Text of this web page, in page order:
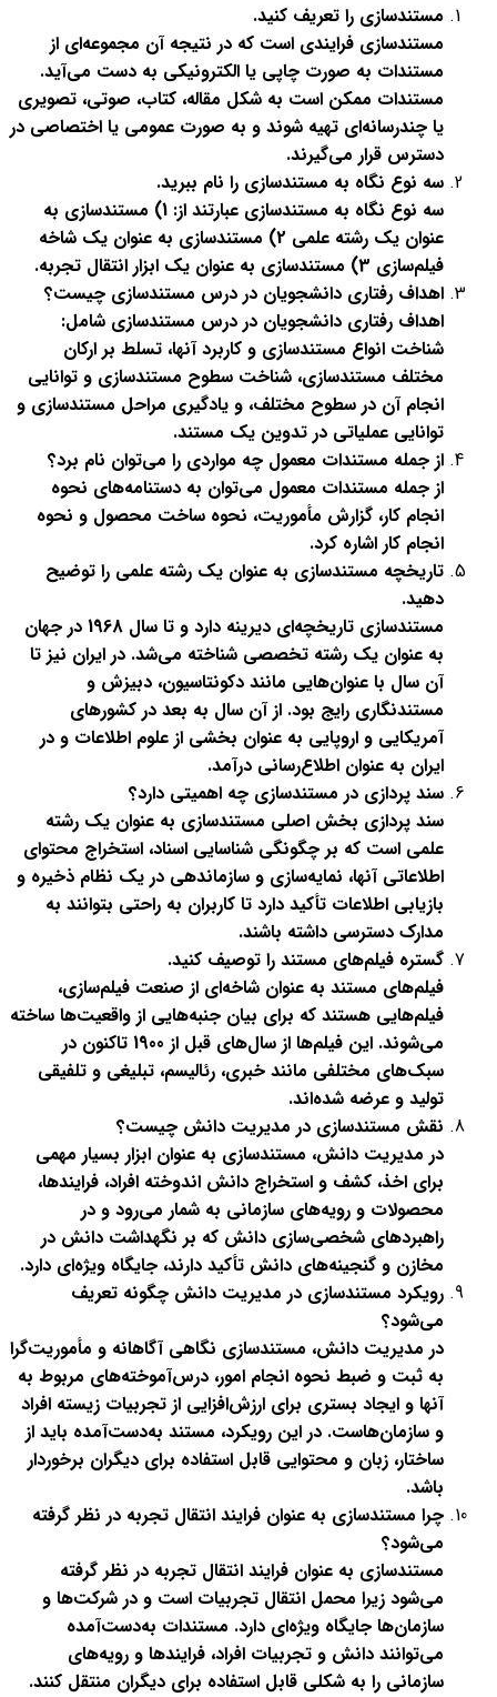
مستندسازی را تعریف کنید.
مستندسازی فرایندی است که در نتیجه آن مجموعه‌ای از
مستندات به صورت چاپی یا الکترونیکی به دست می‌آید.
مستندات ممکن است به شکل مقاله، کتاب، صوتی، تصویری
یا چندرسانه‌ای تهیه شوند و به صورت عمومی یا اختصاصی در
دسترس قرار می‌گیرند.
سه نوع نگاه به مستندسازی را نام ببرید.
سه نوع نگاه به مستندسازی عبارتند از: 1) مستندسازی به
عنوان یک رشته علمی 2) مستندسازی به عنوان یک شاخه
فیلم‌سازی 3) مستندسازی به عنوان یک ابزار انتقال تجربه
.
اهداف رفتاری دانشجویان در درس مستندسازی چیست؟
اهداف رفتاری دانشجویان در درس مستندسازی شامل:
شناخت انواع مستندسازی و کاربرد آنها، تسلط بر ارکان
مختلف مستندسازی، شناخت سطوح مستندسازی و توانایی
انجام آن در سطوح مختلف، و یادگیری مراحل مستندسازی و
توانایی عملیاتی در تدوین یک مستند.
از جمله مستندات معمول چه مواردی را می‌توان نام برد؟
از جمله مستندات معمول می‌توان به دستنامه‌های نحوه
انجام کار، گزارش مأموریت، نحوه ساخت محصول و نحوه
انجام کار اشاره کرد.
تاریخچه مستندسازی به عنوان یک رشته علمی را توضیح
دهید.
مستندسازی تاریخچه‌ای دیرینه دارد و تا سال 1968 در جهان
به عنوان یک رشته تخصصی شناخته می‌شد. در ایران نیز تا
آن سال با عنوان‌هایی مانند دکونتاسیون، دبیزش و
مستندنگاری رایج بود. از آن سال به بعد در کشورهای
آمریکایی و اروپایی به عنوان بخشی از علوم اطلاعات و در
ایران به عنوان اطلاع‌رسانی درآمد.
سند پردازی در مستندسازی چه اهمیتی دارد؟
سند پردازی بخش اصلی مستندسازی به عنوان یک رشته
علمی است که بر چگونگی شناسایی اسناد، استخراج محتوای
اطلاعاتی آنها، نمایه‌سازی و سازماندهی در یک نظام ذخیره و
بازیابی اطلاعات تأکید دارد تا کاربران به راحتی بتوانند به
مدارک دسترسی داشته باشند.
گستره فیلم‌های مستند را توصیف کنید.
فیلم‌های مستند به عنوان شاخه‌ای از صنعت فیلم‌سازی،
فیلم‌هایی هستند که برای بیان جنبه‌هایی از واقعیت‌ها ساخته
می‌شوند. این فیلم‌ها از سال‌های قبل از 1900 تاکنون در
سبک‌های مختلفی مانند خبری، رئالیسم، تبلیغی و تلفیقی
تولید و عرضه شده‌اند.
نقش مستندسازی در مدیریت دانش چیست؟
در مدیریت دانش، مستندسازی به عنوان ابزار بسیار مهمی
برای اخذ، کشف و استخراج دانش اندوخته افراد، فرایندها،
محصولات و رویه‌های سازمانی به شمار می‌رود و در
راهبردهای شخصی‌سازی دانش که بر نگهداشت دانش در
مخازن و گنجینه‌های دانش تأکید دارند، جایگاه ویژه‌ای دارد.
رویکرد مستندسازی در مدیریت دانش چگونه تعریف
می‌شود؟
در مدیریت دانش، مستندسازی نگاهی آگاهانه و مأموریت‌گرا
به ثبت و ضبط نحوه انجام امور، درس‌آموخته‌های مربوط به
آنها و ایجاد بستری برای ارزش‌افزایی از تجربیات زیسته افراد
و سازمان‌هاست. در این رویکرد، مستند به‌دست‌آمده باید از
ساختار، زبان و محتوایی قابل استفاده برای دیگران برخوردار
باشد.
چرا مستندسازی به عنوان فرایند انتقال تجربه در نظر گرفته
می‌شود؟
مستندسازی به عنوان فرایند انتقال تجربه در نظر گرفته
می‌شود زیرا محمل انتقال تجربیات است و در شرکت‌ها و
سازمان‌ها جایگاه ویژه‌ای دارد. مستندات به‌دست‌آمده
می‌توانند دانش و تجربیات افراد، فرایندها و رویه‌های
سازمانی را به شکلی قابل استفاده برای دیگران منتقل کنند.